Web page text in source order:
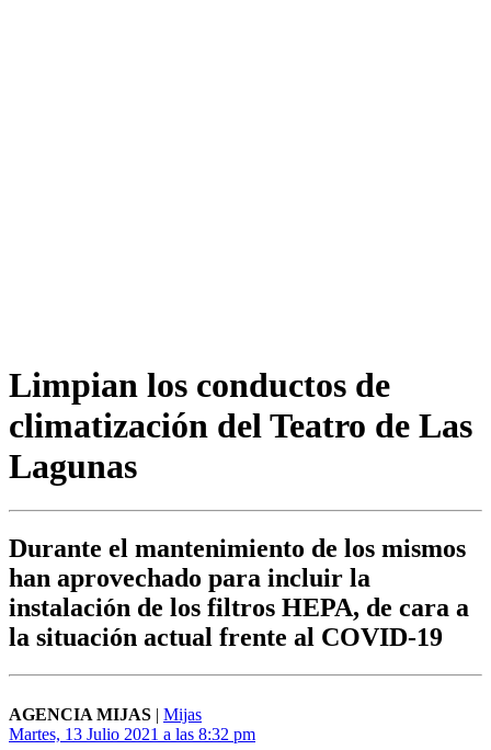
Limpian los conductos de
climatización del Teatro de Las
Lagunas
Durante el mantenimiento de los mismos
han aprovechado para incluir la
instalación de los filtros HEPA, de cara a
la situación actual frente al COVID-19
AGENCIA MIJAS | Mijas
Martes, 13 Julio 2021 a las 8:32 pm